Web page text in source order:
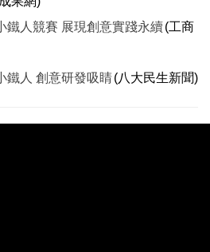
鐵人競賽 展現創意實踐永續(工商
鐵人 創意研發吸睛(八大民生新聞)